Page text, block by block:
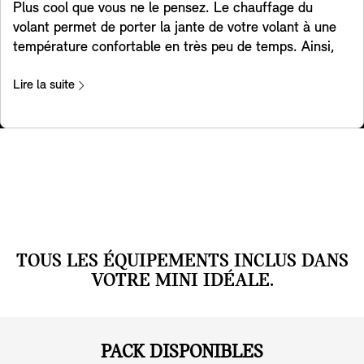
Plus cool que vous ne le pensez. Le chauffage du
volant permet de porter la jante de votre volant à une
température confortable en très peu de temps. Ainsi,
pendant que vous conduisez, ce qui rendra vos trajets
Lire la suite
TOUS LES ÉQUIPEMENTS INCLUS DANS
VOTRE MINI IDÉALE.
PACK DISPONIBLES